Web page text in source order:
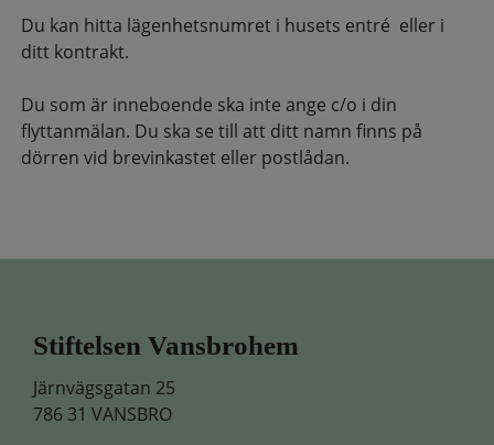
Du kan hitta lägenhetsnumret i husets entré eller i
ditt kontrakt.
Du som är inneboende ska inte ange c/o i din
flyttanmälan. Du ska se till att ditt namn finns på
dörren vid brevinkastet eller postlådan.
Stiftelsen Vansbrohem
Järnvägsgatan 25
786 31 VANSBRO